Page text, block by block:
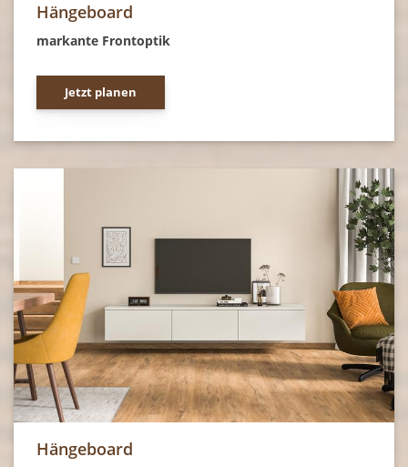
Hängeboard
markante Frontoptik
Jetzt planen
Hängeboard